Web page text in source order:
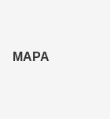
MAPA